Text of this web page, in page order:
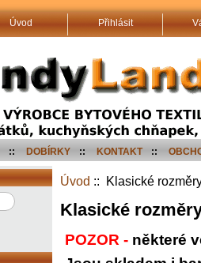
Úvod Přihlásit
:: DOBÍRKY :: KONTAKT ::
Úvod :: Klasické
Klasické
POZOR - některé